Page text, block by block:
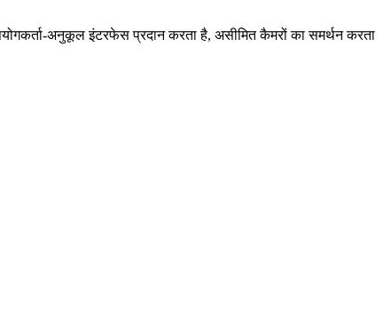
अनुकूल इंटरफेस प्रदान करता है, असीमित कैमरों का समर्थन करता